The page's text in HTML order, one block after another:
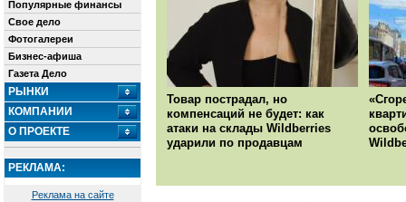
Популярные финансы
Свое дело
Фотогалереи
Бизнес-афиша
Газета Дело
РЫНКИ
КОМПАНИИ
О ПРОЕКТЕ
РЕКЛАМА:
Реклама на сайте
Товар пострадал, но
компенсаций не будет: как
атаки на склады Wildberries
ударили по продавцам